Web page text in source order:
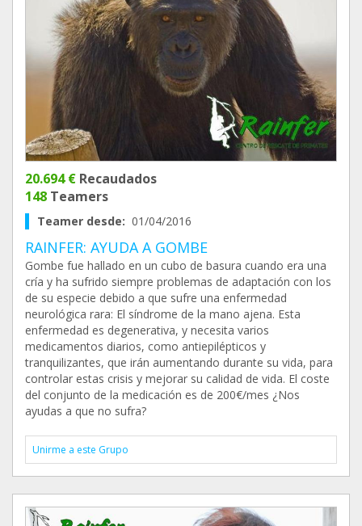
20.694 € Recaudados
148 Teamers
Teamer desde: 01/04/2016
RAINFER: AYUDA A GOMBE
Gombe fue hallado en un cubo de basura cuando era una
cría y ha sufrido siempre problemas de adaptación con los
de su especie debido a que sufre una enfermedad
neurológica rara: El síndrome de la mano ajena. Esta
enfermedad es degenerativa, y necesita varios
medicamentos diarios, como antiepilépticos y
tranquilizantes, que irán aumentando durante su vida, para
controlar estas crisis y mejorar su calidad de vida. El coste
del conjunto de la medicación es de 200€/mes ¿Nos
ayudas a que no sufra?
Unirme a este Grupo